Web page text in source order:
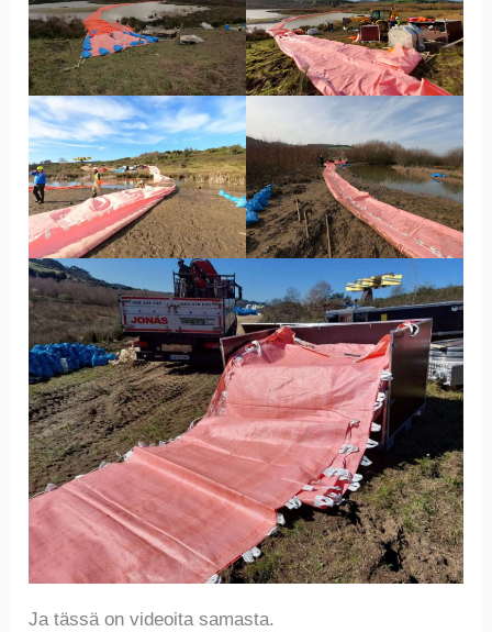
Ja tässä on videoita samasta.